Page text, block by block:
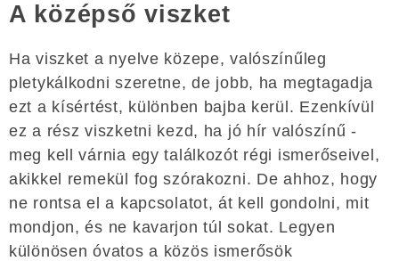
A középső viszket
Ha viszket a nyelve közepe, valószínűleg
pletykálkodni szeretne, de jobb, ha megtagadja
ezt a kísértést, különben bajba kerül. Ezenkívül
ez a rész viszketni kezd, ha jó hír valószínű -
meg kell várnia egy találkozót régi ismerőseivel,
akikkel remekül fog szórakozni. De ahhoz, hogy
ne rontsa el a kapcsolatot, át kell gondolni, mit
mondjon, és ne kavarjon túl sokat. Legyen
különösen óvatos a közös ismerősök